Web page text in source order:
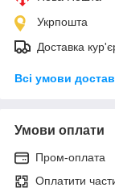
Укрпошта
Доставка
Всі умови
Умови оплати
Пром-оплата
Оплатити